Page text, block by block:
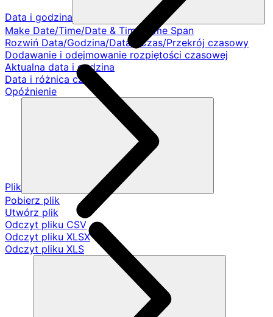
Data i godzina
Make Date/Time/Date & Time/Time Span
Rozwiń Data/Godzina/Data i Czas/Przekrój czasowy
Dodawanie i odejmowanie rozpiętości czasowej
Aktualna data i godzina
Data i różnica czasu
Opóźnienie
Plik
Pobierz plik
Utwórz plik
Odczyt pliku CSV
Odczyt pliku XLSX
Odczyt pliku XLS